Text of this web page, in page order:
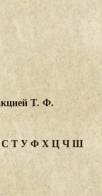
Т. Ф.
С ТУФХЦЧШ